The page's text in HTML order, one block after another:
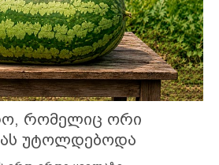
რომელიც ორი
უტოლდებოდა